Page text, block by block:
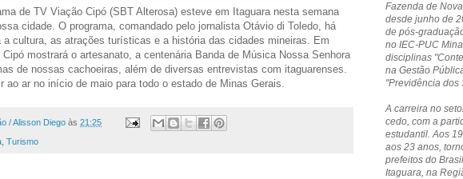
de TV Viação Cipó (SBT Alterosa) esteve em Itaguara nesta semana
cidade. O programa, comandado pelo jornalista Otávio di Toledo, há
a cultura, as atrações turísticas e a história das cidades mineiras. Em
mostrará o artesanato, a centenária Banda de Música Nossa Senhora
de nossas cachoeiras, além de diversas entrevistas com itaguarenses.
ao ar no início de maio para todo o estado de Minas Gerais.
/ Alisson Diego às 21:25
Turismo
Fazenda de
desde junho de
de pós-
no IEC-PUC
disciplinas
na Gestão
"Previdência dos
A carreira no
cedo, com a
estudantil. Aos
aos 23 anos,
prefeitos do
Itaguara, na